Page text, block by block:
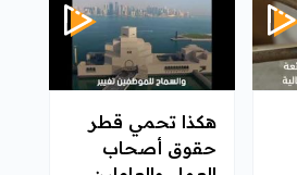
هكذا تحمي قطر
حقوق أصحاب